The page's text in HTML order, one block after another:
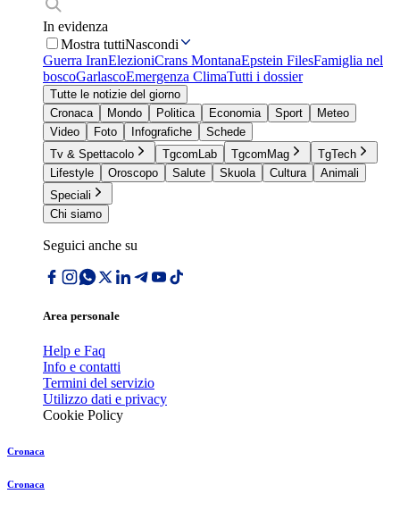
In evidenza
Mostra tuttiNascondi
Guerra IranElezioniCrans MontanaEpstein FilesFamiglia nel
boscoGarlascoEmergenza ClimaTutti i dossier
Tutte le notizie del giorno
Cronaca
Mondo Politica Economia Sport
Meteo
Video
Foto Infografiche
Schede
Tv & Spettacolo
TgcomLab TgcomMag
TgTech
Lifestyle
Oroscopo Salute Skuola Cultura
Animali
Speciali
Chi siamo
Seguici anche su
Area personale
Help e Faq
Info e contatti
Termini del servizio
Utilizzo dati e privacy
Cookie Policy
Cronaca
Cronaca